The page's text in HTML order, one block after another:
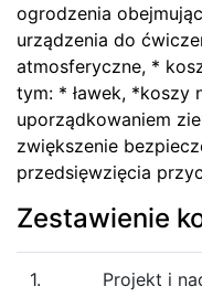
ogrodzenia
urządzenia do
atmosferyczne, *
tym: * ławek, *koszy
uporządkowaniem
zwiększenie
przedsięwzięcia
Zestawienie
1. Projekt i